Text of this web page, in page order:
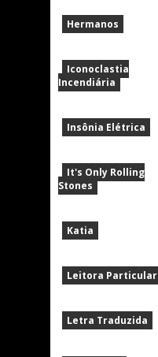
Hermanos
Iconoclastia
Incendiária
Insônia Elétrica
It's Only Rolling
Stones
Katia
Leitora Particular
Letra Traduzida